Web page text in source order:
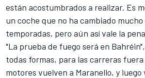
están acostumbrados a realizar. Es
un coche que no ha cambiado
temporadas, pero aún así vale la
"La prueba de fuego será en
todas formas, para las carreras
motores vuelven a Maranello, y luego